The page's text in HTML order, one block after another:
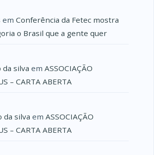
em Conferência da Fetec mostra
o Brasil que a gente quer
silva em ASSOCIAÇÃO
– CARTA ABERTA
da silva em ASSOCIAÇÃO
– CARTA ABERTA